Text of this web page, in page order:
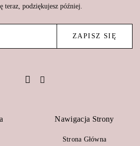
Nawigacja Strony
Strona Główna
teraz, podziękujesz później.